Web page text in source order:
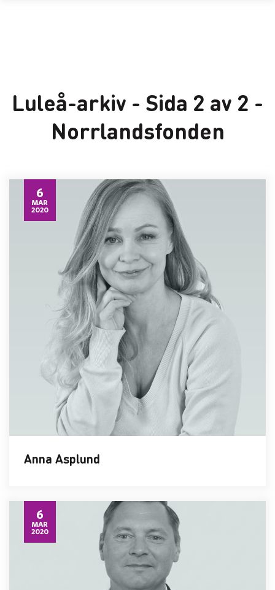
Luleå-arkiv - Sida 2 av 2 -
Norrlandsfonden
6
MAR
2020
Anna Asplund
6
MAR
2020